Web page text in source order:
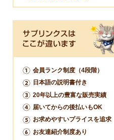
会員ランク制度（4段階）
日本語の説明書付き
20年以上の豊富な販売実績
届いてからの後払いもOK
お求めやすいプライスを追求
お友達紹介制度あり